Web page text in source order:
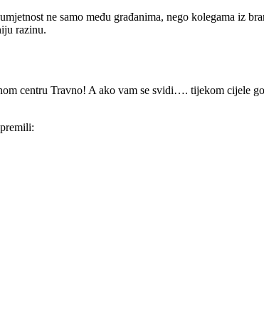
ne samo među građanima, nego kolegama iz
razinu.
centru Travno! A ako vam se svidi…. tijekom cijele